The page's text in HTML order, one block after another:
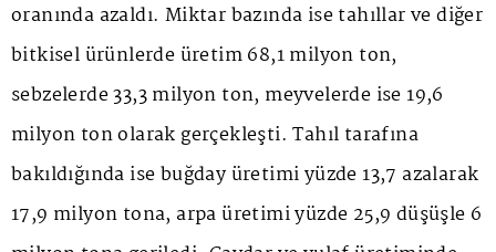
oranında azaldı. Miktar bazında ise tahıllar ve diğer
bitkisel ürünlerde üretim 68,1 milyon ton,
sebzelerde 33,3 milyon ton, meyvelerde ise 19,6
milyon ton olarak gerçekleşti. Tahıl tarafına
bakıldığında ise buğday üretimi yüzde 13,7 azalarak
17,9 milyon tona, arpa üretimi yüzde 25,9 düşüşle 6